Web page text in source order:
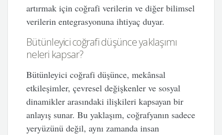
artırmak için coğrafi verilerin ve diğer bilimsel
verilerin entegrasyonuna ihtiyaç duyar.
Bütünleyici coğrafi düşünce yaklaşımı
neleri kapsar?
Bütünleyici coğrafi düşünce, mekânsal
etkileşimler, çevresel değişkenler ve sosyal
dinamikler arasındaki ilişkileri kapsayan bir
anlayış sunar. Bu yaklaşım, coğrafyanın sadece
yeryüzünü değil, aynı zamanda insan